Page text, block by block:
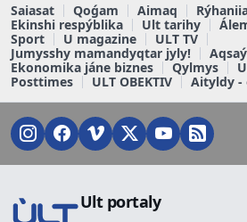
Saiasat Qoǵam Aimaq
Ekinshi respýblika
Ult tarihy
Sport
U magazine
ULT TV
Jumysshy mamandyqtar jyly!
Ekonomika jáne biznes
Qylmys
Posttimes
ULT OBEKTIV Aityldy -
Ult portaly